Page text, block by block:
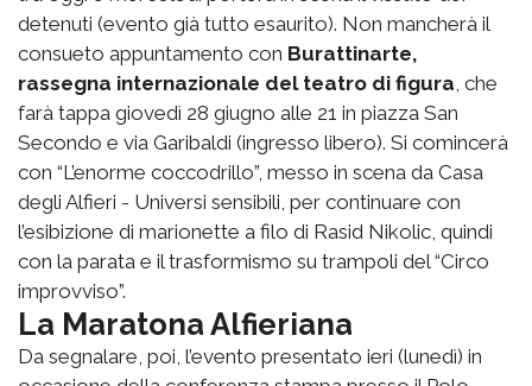
detenuti (evento già tutto esaurito). Non mancherà il
consueto appuntamento con Burattinarte,
rassegna internazionale del teatro di figura , che
farà tappa giovedì 28 giugno alle 21 in piazza San
Secondo e via Garibaldi (ingresso libero). Si comincerà
con “L’enorme coccodrillo”, messo in scena da Casa
degli Alfieri - Universi sensibili, per continuare con
l’esibizione di marionette a filo di Rasid Nikolic, quindi
con la parata e il trasformismo su trampoli del “Circo
improvviso”.
La Maratona Alfieriana
Da segnalare, poi, l’evento presentato ieri (lunedì) in